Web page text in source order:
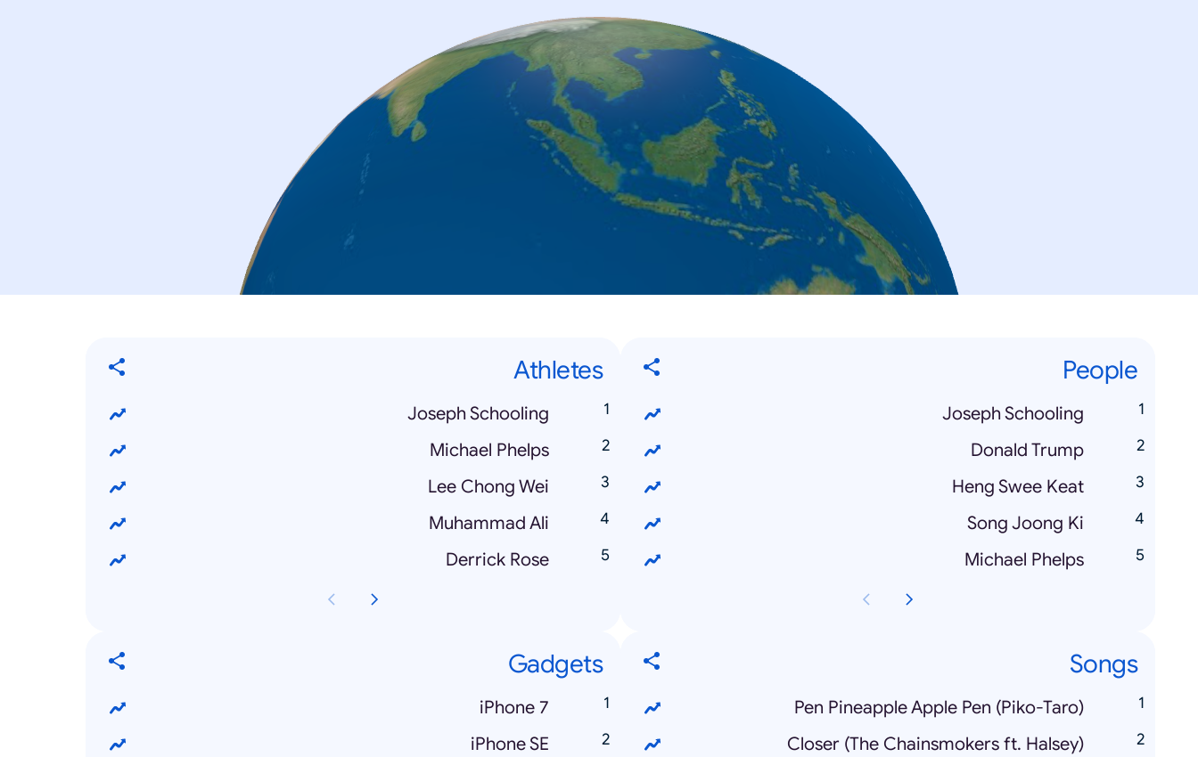
People
Joseph Schooling
Donald Trump
Heng Swee Keat
Song Joong Ki
Michael Phelps
Athletes
Joseph Schooling
Michael Phelps
Lee Chong Wei
Muhammad Ali
Derrick Rose
Songs
Pen Pineapple Apple Pen (Piko-Taro)
Closer (The Chainsmokers ft. Halsey)
Gadgets
iPhone 7
iPhone SE